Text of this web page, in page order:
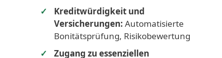
Kreditwürdigkeit und
Versicherungen: Automatisierte
Bonitätsprüfung, Risikobewertung
Zugang zu essenziellen